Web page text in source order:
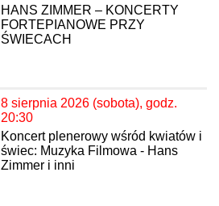
HANS ZIMMER – KONCERTY
FORTEPIANOWE PRZY
ŚWIECACH
8 sierpnia 2026 (sobota), godz.
20:30
Koncert plenerowy wśród kwiatów i
świec: Muzyka Filmowa - Hans
Zimmer i inni